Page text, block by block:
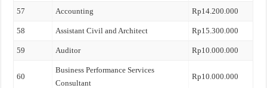
57 Accounting Rp14.200.000
58 Assistant Civil and Architect Rp15.300.000
59 Auditor Rp10.000.000
60
Business Performance Services
Consultant
Rp10.000.000